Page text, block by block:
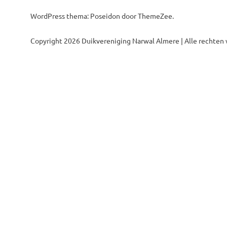
WordPress thema: Poseidon door ThemeZee.
Copyright 2026 Duikvereniging Narwal Almere | Alle rechten